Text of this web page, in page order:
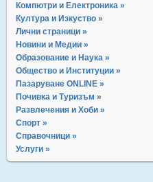
Компютри и Електроника »
Култура и Изкуство »
Лични страници »
Новини и Медии »
Образование и Наука »
Общество и Институции »
Пазаруване ONLINE »
Почивка и Туризъм »
Развлечения и Хоби »
Спорт »
Справочници »
Услуги »